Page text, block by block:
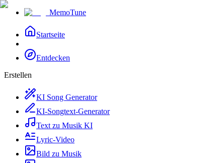
MemoTune
Startseite
Entdecken
Erstellen
KI Song Generator
KI-Songtext-Generator
Text zu Musik KI
Lyric-Video
Bild zu Musik